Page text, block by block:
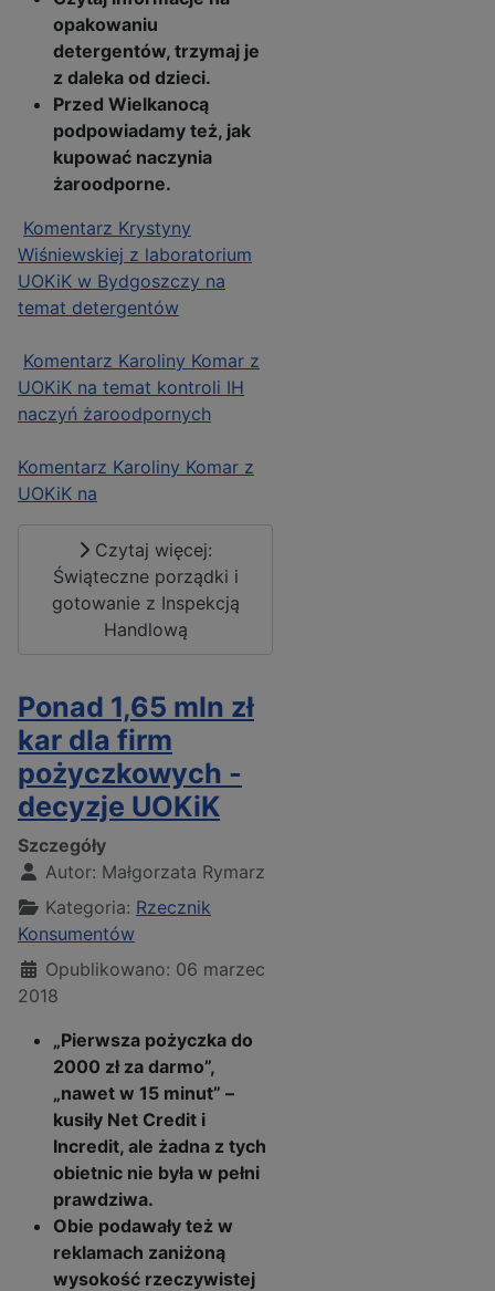
opakowaniu
detergentów, trzymaj je
z daleka od dzieci.
Przed Wielkanocą
podpowiadamy też, jak
kupować naczynia
żaroodporne.
Komentarz Krystyny
Wiśniewskiej z laboratorium
UOKiK w Bydgoszczy na
temat detergentów
Komentarz Karoliny Komar z
UOKiK na temat kontroli IH
naczyń żaroodpornych
Komentarz Karoliny Komar z
UOKiK na
Czytaj więcej:
Świąteczne porządki i
gotowanie z Inspekcją
Handlową
Ponad 1,65 mln zł
kar dla firm
pożyczkowych -
decyzje UOKiK
Szczegóły
Autor: Małgorzata Rymarz
Kategoria: Rzecznik
Konsumentów
Opublikowano: 06 marzec
2018
„Pierwsza pożyczka do
2000 zł za darmo”,
„nawet w 15 minut” –
kusiły Net Credit i
Incredit, ale żadna z tych
obietnic nie była w pełni
prawdziwa.
Obie podawały też w
reklamach zaniżoną
wysokość rzeczywistej